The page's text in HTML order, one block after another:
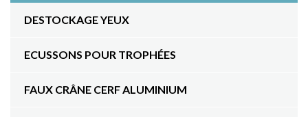
DESTOCKAGE YEUX
ECUSSONS POUR TROPHÉES
FAUX CRÂNE CERF ALUMINIUM